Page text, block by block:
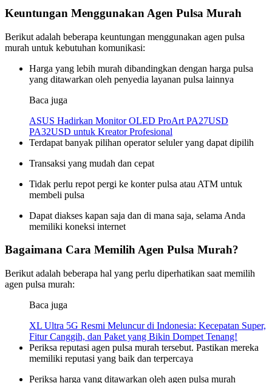
Keuntungan Menggunakan Agen Pulsa Murah
Berikut adalah beberapa keuntungan menggunakan agen pulsa
murah untuk kebutuhan komunikasi:
Harga yang lebih murah dibandingkan dengan harga pulsa
yang ditawarkan oleh penyedia layanan pulsa lainnya
Baca juga
ASUS Hadirkan Monitor OLED ProArt PA27USD
PA32USD untuk Kreator Profesional
Terdapat banyak pilihan operator seluler yang dapat dipilih
Transaksi yang mudah dan cepat
Tidak perlu repot pergi ke konter pulsa atau ATM untuk
membeli pulsa
Dapat diakses kapan saja dan di mana saja, selama Anda
memiliki koneksi internet
Bagaimana Cara Memilih Agen Pulsa Murah?
Berikut adalah beberapa hal yang perlu diperhatikan saat memilih
agen pulsa murah:
Baca juga
XL Ultra 5G Resmi Meluncur di Indonesia: Kecepatan Super,
Fitur Canggih, dan Paket yang Bikin Dompet Tenang!
Periksa reputasi agen pulsa murah tersebut. Pastikan mereka
memiliki reputasi yang baik dan terpercaya
Periksa harga yang ditawarkan oleh agen pulsa murah